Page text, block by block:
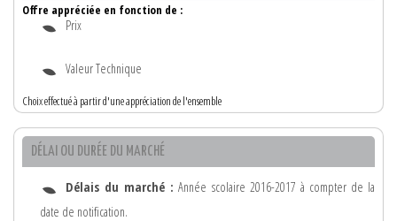
Offre appréciée en fonction de :
Prix
Valeur Technique
Choix effectué à partir d'une appréciation de l'ensemble
DÉLAI OU DURÉE DU MARCHÉ
Délais du marché : Année scolaire 2016-2017 à compter de la
date de notification.